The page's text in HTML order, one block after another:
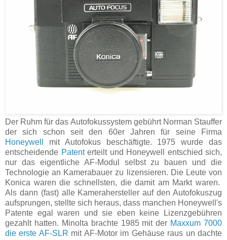
Der Ruhm für das Autofokussystem gebührt Norman Stauffer
der sich schon seit den 60er Jahren für seine Firma
Honeywell
mit Autofokus beschäftigte. 1975 wurde das
entscheidende Patenterteilt und Honeywell entschied sich,
nur das eigentliche AF-Modul selbst zu bauen und die
Technologie an Kamerabauer zu lizensieren. Die Leute von
Konica waren die schnellsten, die damit am Markt waren.
Als dann (fast) alle Kamerahersteller auf den Autofokuszug
aufsprungen, stellte sich heraus, dass manchen Honeywell's
Patente egal waren und sie eben keine Lizenzgebühren
gezahlt hatten. Minolta brachte 1985 mit der Maxxum 7000
die erste AF-SLR mit AF-Motor im Gehäuse raus un dachte